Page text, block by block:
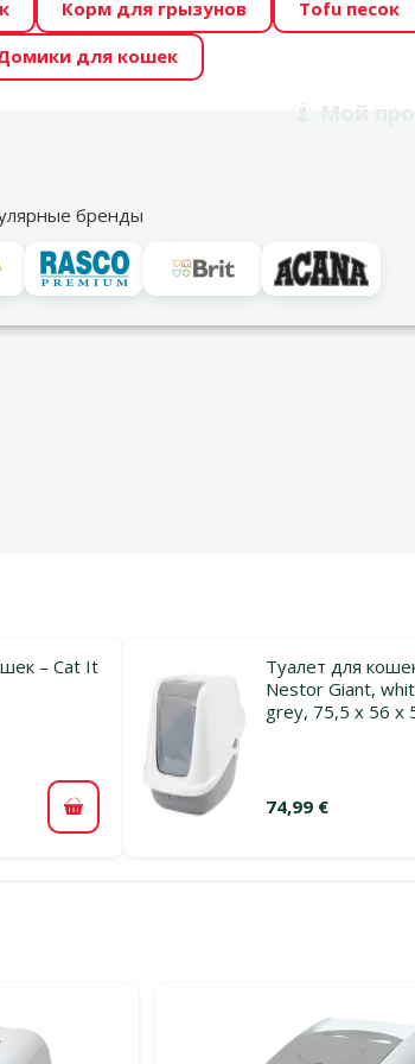
отличные цены на ТОП-овые корма! 🍖
Твой питомец станет звездой
Корм для грызунов
Tofu песок
для кошек
бренды
Акции
– Cat It
В корзину
Туалет для
Nestor Giant,
grey, 75,5 x 56 x
74,99 €